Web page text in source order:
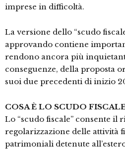
imprese in difficoltà.
La versione dello “scudo
approvando contiene
rendono ancora più
conseguenze, della proposta
suoi due precedenti di inizio
COSA È LO SCUDO
Lo “scudo fiscale” consente il
regolarizzazione delle attività
patrimoniali detenute